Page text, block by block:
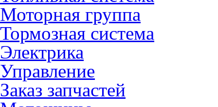
Моторная группа
Тормозная система
Электрика
Управление
Заказ запчастей